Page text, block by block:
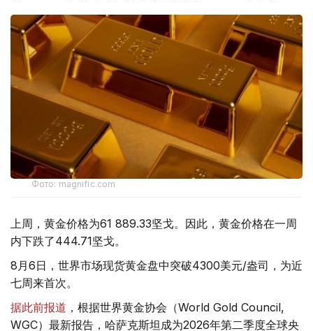
Фото: magnific.com
上周，黄金价格为61 889.33坚戈。因此，黄金价格在一周
内下跌了444.71坚戈。
8月6日，世界市场现货黄金盘中突破4300美元/盎司，为近
七周来首次。
据此前报道 ，根据世界黄金协会（World Gold Council,
WGC）最新报告，哈萨克斯坦成为2026年第二季度全球央